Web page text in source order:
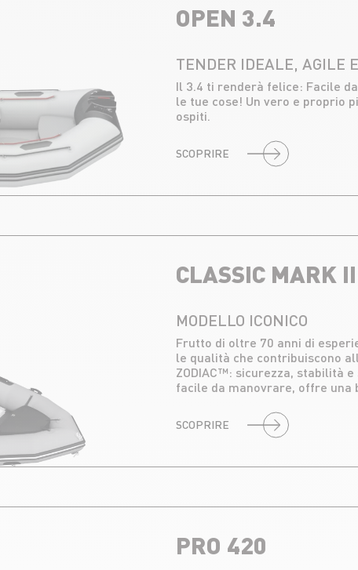
OPEN 3.4
TENDER IDEALE, AGILE
Il 3.4 ti renderà felice: Facile
le tue cose! Un vero e proprio
ospiti.
SCOPRIRE
CLASSIC MARK
MODELLO ICONICO
Frutto di oltre 70 anni di
le qualità che contribuiscono
ZODIAC™: sicurezza, stabilità
facile da manovrare, offre una
SCOPRIRE
PRO 420